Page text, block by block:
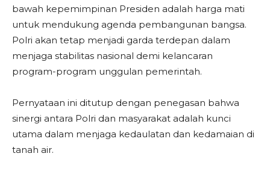
bawah kepemimpinan Presiden adalah harga mati
untuk mendukung agenda pembangunan bangsa.
Polri akan tetap menjadi garda terdepan dalam
menjaga stabilitas nasional demi kelancaran
program-program unggulan pemerintah.
​Pernyataan ini ditutup dengan penegasan bahwa
sinergi antara Polri dan masyarakat adalah kunci
utama dalam menjaga kedaulatan dan kedamaian di
tanah air.